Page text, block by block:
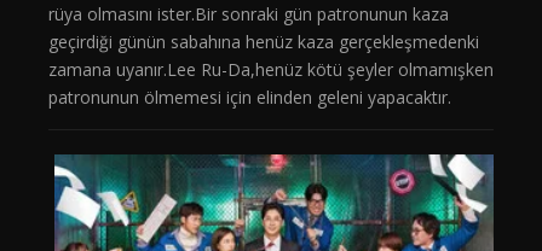
rüya olmasını ister.Bir sonraki gün patronunun kaza
geçirdiği günün sabahına henüz kaza gerçekleşmedenki
zamana uyanır.Lee Ru-Da,henüz kötü şeyler olmamışken
patronunun ölmemesi için elinden geleni yapacaktır.